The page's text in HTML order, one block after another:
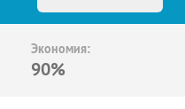
Экономия:
90%